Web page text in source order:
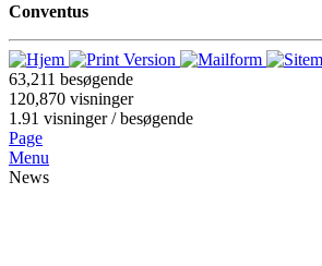
Conventus
63,211 besøgende
120,870 visninger
1.91 visninger / besøgende
Page
Menu
News